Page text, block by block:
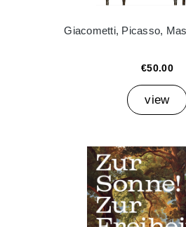
Giacometti, Picasso,
€50.00
view